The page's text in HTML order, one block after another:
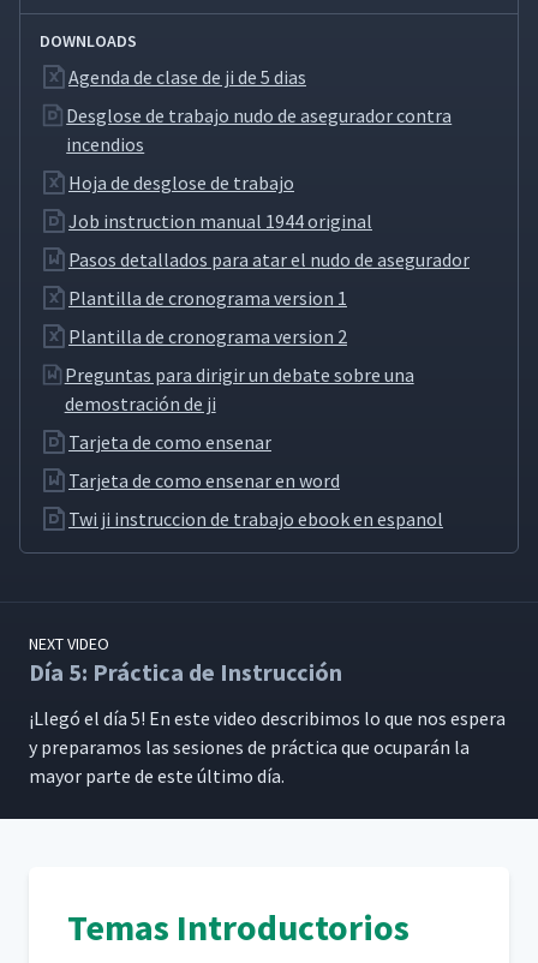
DOWNLOADS
Agenda de clase de ji de 5 dias
Desglose de trabajo nudo de asegurador contra
incendios
Hoja de desglose de trabajo
Job instruction manual 1944 original
Pasos detallados para atar el nudo de asegurador
Plantilla de cronograma version 1
Plantilla de cronograma version 2
Preguntas para dirigir un debate sobre una
demostración de ji
Tarjeta de como ensenar
Tarjeta de como ensenar en word
Twi ji instruccion de trabajo ebook en espanol
NEXT VIDEO
Día 5: Práctica de Instrucción
¡Llegó el día 5! En este video describi­mos lo que nos espera
y preparamos las sesiones de prác­ti­ca que ocu­parán la
may­or parte de este últi­mo día.
Temas Introductorios